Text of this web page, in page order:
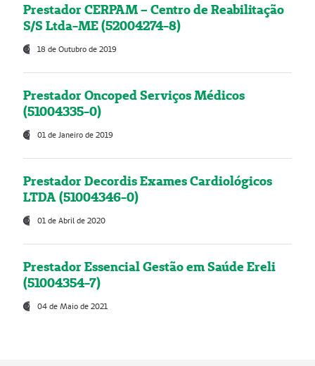
Prestador CERPAM – Centro de Reabilitação
S/S Ltda-ME (52004274-8)
18 de Outubro de 2019
Prestador Oncoped Serviços Médicos
(51004335-0)
01 de Janeiro de 2019
Prestador Decordis Exames Cardiológicos
LTDA (51004346-0)
01 de Abril de 2020
Prestador Essencial Gestão em Saúde Ereli
(51004354-7)
04 de Maio de 2021